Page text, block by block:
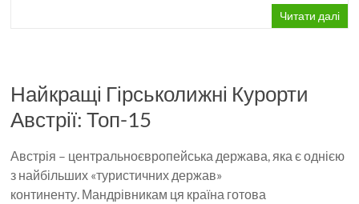
Читати далі
Найкращі Гірськолижні Курорти
Австрії: Топ-15
Австрія – центральноєвропейська держава, яка є однією
з найбільших «туристичних держав»
континенту. Мандрівникам ця країна готова